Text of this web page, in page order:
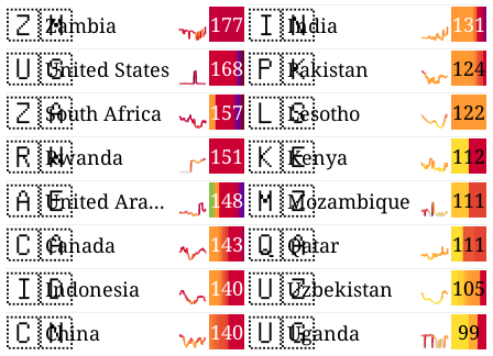
🇿🇲 177
Zambia
🇺🇸 168
United States
🇿🇦 157
South Africa
🇷🇼 151
Rwanda
🇦🇪 148
United Arab Emirates
🇨🇦 143
Canada
🇮🇩 140
Indonesia
🇨🇳 140
China
🇮🇳 131
India
🇵🇰 124
Pakistan
🇱🇸 122
Lesotho
🇰🇪 112
Kenya
🇲🇿 111
Mozambique
🇶🇦 111
Qatar
🇺🇿 105
Uzbekistan
🇺🇬 99
Uganda